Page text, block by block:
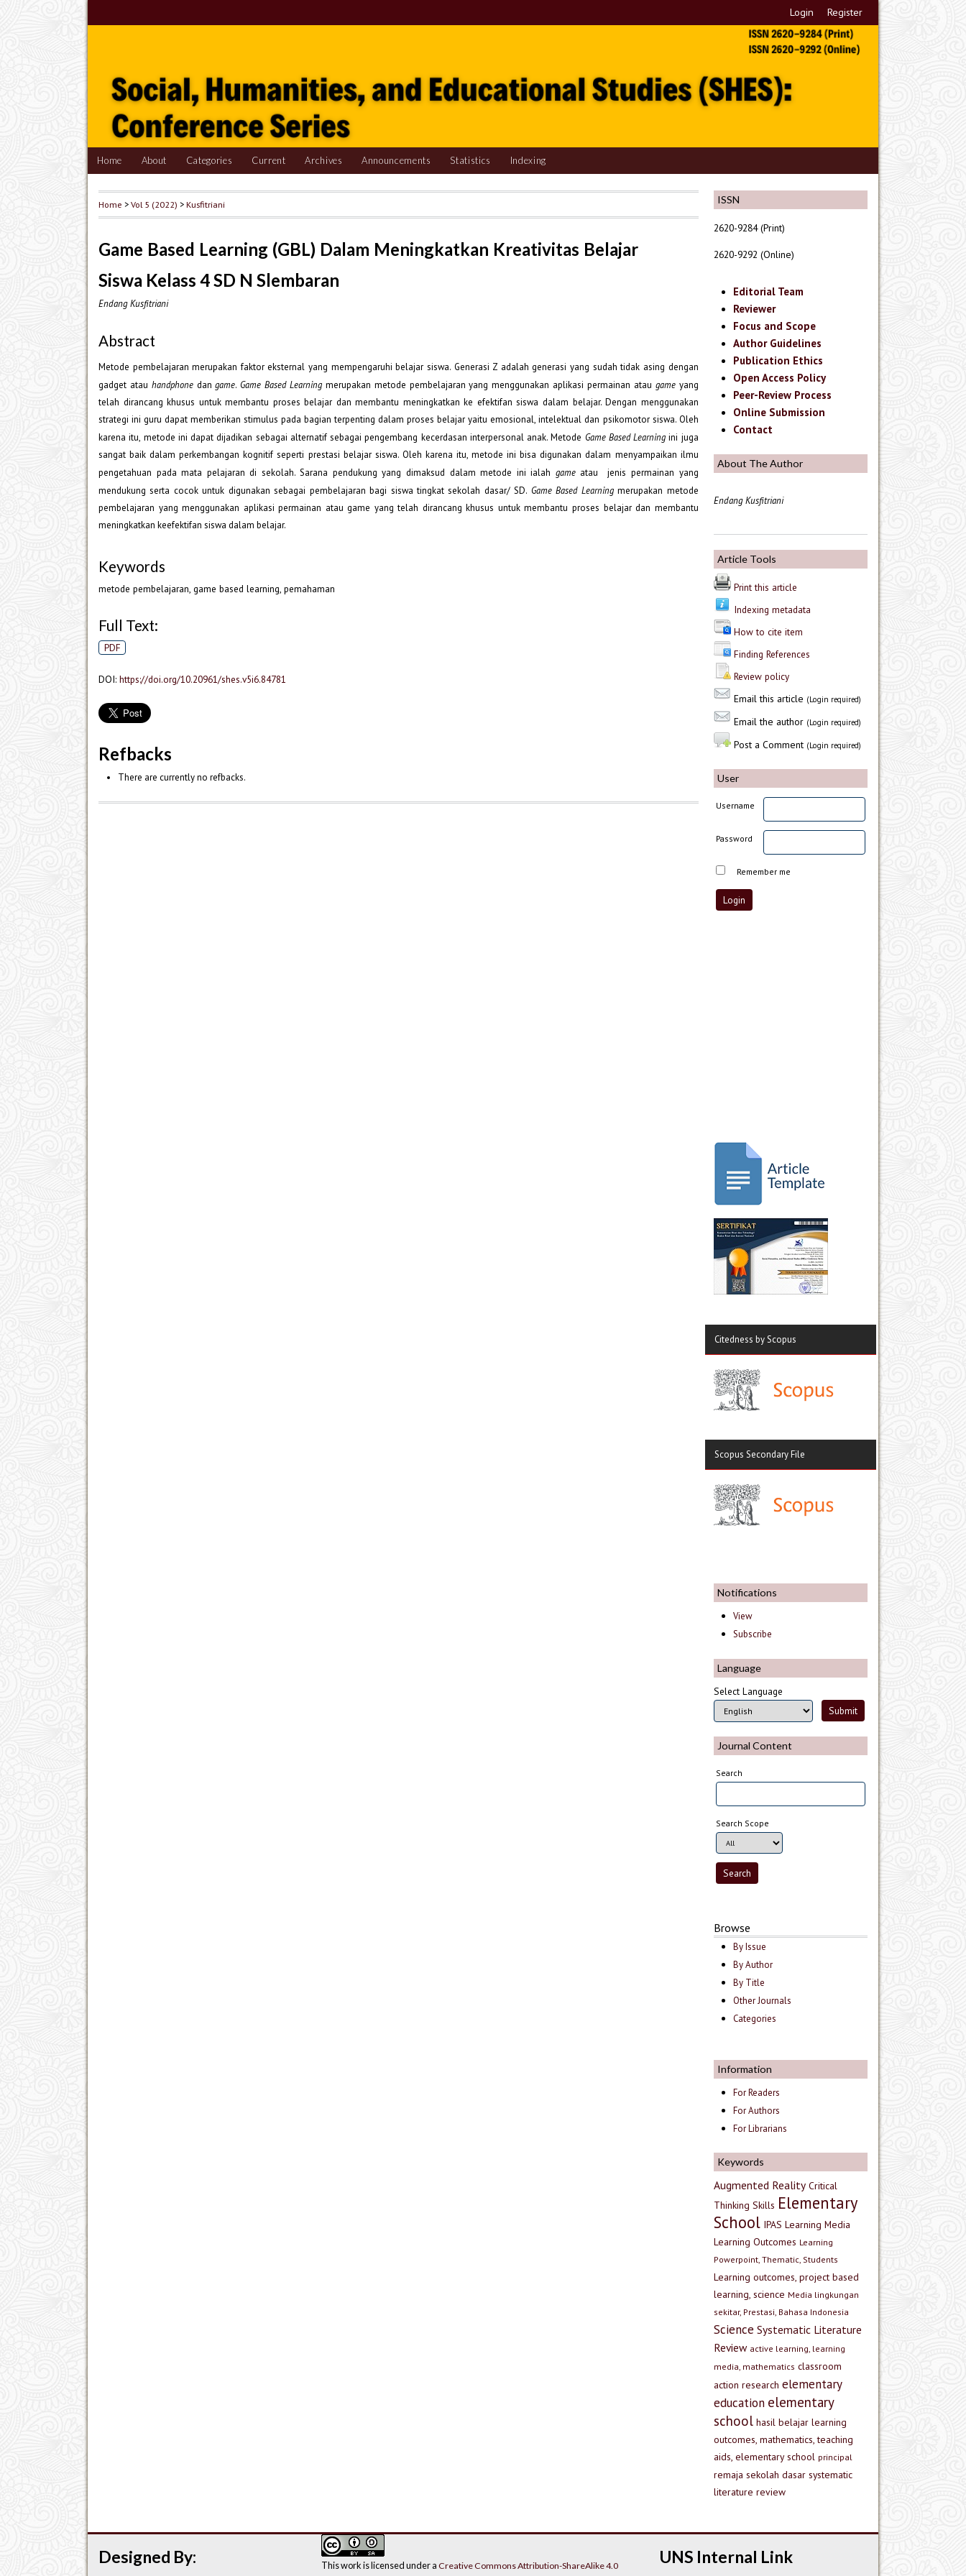
Login Register
Home About Categories Current Archives Announcements Statistics Indexing
ISSN
2620-9284 (Print)
2620-9292 (Online)
Editorial Team
Reviewer
Focus and Scope
Author Guidelines
Publication Ethics
Open Access Policy
Peer-Review Process
Online Submission
Contact
About The Author
Endang Kusfitriani
Article Tools
Print this article
Indexing metadata
How to cite item
Finding References
Review policy
Email this article (Login required)
Email the author (Login required)
Post a Comment (Login required)
User
Username
Password
Remember me
Citedness by Scopus
Scopus Secondary File
Notifications
View
Subscribe
Language
Select Language
Journal Content
Search
Search Scope
Browse
By Issue
By Author
By Title
Other Journals
Categories
Information
For Readers
For Authors
For Librarians
Keywords
Augmented Reality Critical
Thinking Skills Elementary
School IPAS Learning Media
Learning Outcomes Learning
Powerpoint, Thematic, Students
Learning outcomes, project based
learning, science Media lingkungan
sekitar, Prestasi, Bahasa Indonesia
Science Systematic Literature
Review active learning, learning
media, mathematics classroom
action research elementary
education elementary
school hasil belajar learning
outcomes, mathematics, teaching
aids, elementary school principal
remaja sekolah dasar systematic
literature review
Home >Vol 5 (2022) >Kusfitriani
Game Based Learning (GBL) Dalam Meningkatkan Kreativitas Belajar
Siswa Kelass 4 SD N Slembaran
Endang Kusfitriani
Abstract
Metode pembelajaran merupakan faktor eksternal yang mempengaruhi belajar siswa. Generasi Z adalah generasi yang sudah tidak asing dengan
gadget atau handphone dangame. Game Based Learning merupakan metode pembelajaran yang menggunakan aplikasi permainan atau game yang
telah dirancang khusus untuk membantu proses belajar dan membantu meningkatkan ke efektifan siswa dalam belajar. Dengan menggunakan
strategi ini guru dapat memberikan stimulus pada bagian terpenting dalam proses belajar yaitu emosional, intelektual dan psikomotor siswa. Oleh
karena itu, metode ini dapat dijadikan sebagai alternatif sebagai pengembang kecerdasan interpersonal anak. Metode Game Based Learningini juga
sangat baik dalam perkembangan kognitif seperti prestasi belajar siswa. Oleh karena itu, metode ini bisa digunakan dalam menyampaikan ilmu
pengetahuan pada mata pelajaran di sekolah. Sarana pendukung yang dimaksud dalam metode ini ialah game atau jenis permainan yang
mendukung serta cocok untuk digunakan sebagai pembelajaran bagi siswa tingkat sekolah dasar/ SD. Game Based Learningmerupakan metode
pembelajaran yang menggunakan aplikasi permainan atau game yang telah dirancang khusus untuk membantu proses belajar dan membantu
meningkatkan keefektifan siswa dalam belajar.
Keywords
metode pembelajaran, game based learning, pemahaman
Full Text:
PDF
DOI: https://doi.org/10.20961/shes.v5i6.84781
Refbacks
There are currently no refbacks.
UNS Internal Link
This work is licensed under aCreative Commons Attribution-ShareAlike 4.0
Designed By: